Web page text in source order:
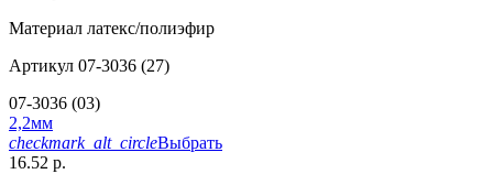
Материал латекс/полиэфир
Артикул 07-3036 (27)
07-3036 (03)
2,2мм
checkmark_alt_circleВыбрать
16.52 р.